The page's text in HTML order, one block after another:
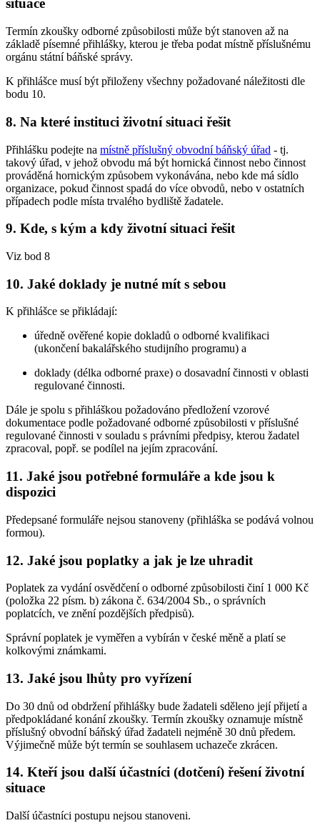
situace
Termín zkoušky odborné způsobilosti může být stanoven až na
základě písemné přihlášky, kterou je třeba podat místně příslušnému
orgánu státní báňské správy.
K přihlášce musí být přiloženy všechny požadované náležitosti dle
bodu 10.
8. Na které instituci životní situaci řešit
Přihlášku podejte na místně příslušný obvodní báňský úřad - tj.
takový úřad, v jehož obvodu má být hornická činnost nebo činnost
prováděná hornickým způsobem vykonávána, nebo kde má sídlo
organizace, pokud činnost spadá do více obvodů, nebo v ostatních
případech podle místa trvalého bydliště žadatele.
9. Kde, s kým a kdy životní situaci řešit
Viz bod 8
10. Jaké doklady je nutné mít s sebou
K přihlášce se přikládají:
úředně ověřené kopie dokladů o odborné kvalifikaci
(ukončení bakalářského studijního programu) a
doklady (délka odborné praxe) o dosavadní činnosti v oblasti
regulované činnosti.
Dále je spolu s přihláškou požadováno předložení vzorové
dokumentace podle požadované odborné způsobilosti v příslušné
regulované činnosti v souladu s právními předpisy, kterou žadatel
zpracoval, popř. se podílel na jejím zpracování.
11. Jaké jsou potřebné formuláře a kde jsou k
dispozici
Předepsané formuláře nejsou stanoveny (přihláška se podává volnou
formou).
12. Jaké jsou poplatky a jak je lze uhradit
Poplatek za vydání osvědčení o odborné způsobilosti činí 1 000 Kč
(položka 22 písm. b) zákona č. 634/2004 Sb., o správních
poplatcích, ve znění pozdějších předpisů).
Správní poplatek je vyměřen a vybírán v české měně a platí se
kolkovými známkami.
13. Jaké jsou lhůty pro vyřízení
Do 30 dnů od obdržení přihlášky bude žadateli sděleno její přijetí a
předpokládané konání zkoušky. Termín zkoušky oznamuje místně
příslušný obvodní báňský úřad žadateli nejméně 30 dnů předem.
Výjimečně může být termín se souhlasem uchazeče zkrácen.
14. Kteří jsou další účastníci (dotčení) řešení životní
situace
Další účastníci postupu nejsou stanoveni.